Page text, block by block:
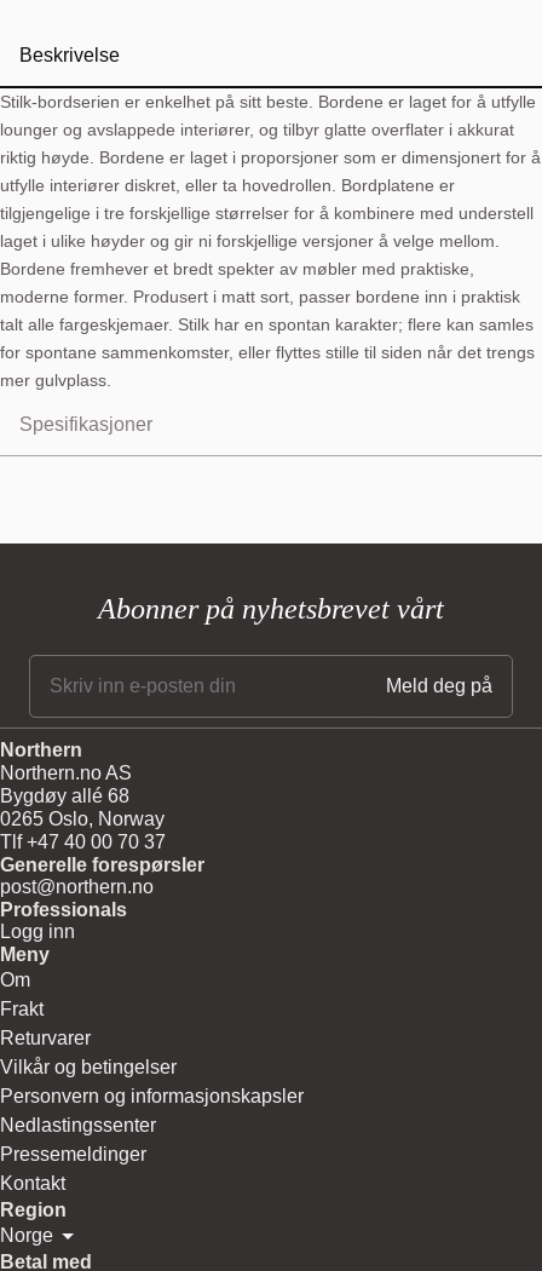
Beskrivelse
Stilk-bordserien er enkelhet på sitt beste. Bordene er laget for å utfylle
lounger og avslappede interiører, og tilbyr glatte overflater i akkurat
riktig høyde. Bordene er laget i proporsjoner som er dimensjonert for å
utfylle interiører diskret, eller ta hovedrollen. Bordplatene er
tilgjengelige i tre forskjellige størrelser for å kombinere med understell
laget i ulike høyder og gir ni forskjellige versjoner å velge mellom.
Bordene fremhever et bredt spekter av møbler med praktiske,
moderne former. Produsert i matt sort, passer bordene inn i praktisk
talt alle fargeskjemaer. Stilk har en spontan karakter; flere kan samles
for spontane sammenkomster, eller flyttes stille til siden når det trengs
mer gulvplass.
Spesifikasjoner
Abonner på nyhetsbrevet vårt
Northern
Northern.no AS
Bygdøy allé 68
0265 Oslo, Norway
Tlf +47 40 00 70 37
Generelle forespørsler
post@northern.no
Professionals
Logg inn
Meny
Om
Frakt
Returvarer
Vilkår og betingelser
Personvern og informasjonskapsler
Nedlastingssenter
Pressemeldinger
Kontakt
Region
Norge
Betal med